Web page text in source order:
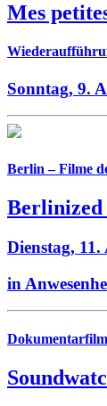
Mes
Sonntag, 9.
Berlin – Filme
Berlinized
Dienstag, 11.
in